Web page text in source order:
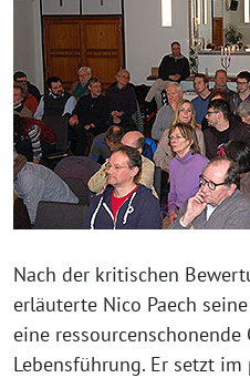
Nach der kritischen
erläuterte Nico Paech
eine
Lebensführung. Er setzt